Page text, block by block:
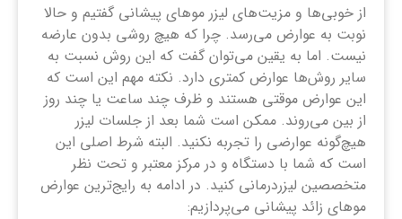
از خوبی‌ها و مزیت‌های لیزر موهای پیشانی گفتیم و حالا
نوبت به عوارض می‌رسد. چرا که هیچ روشی بدون عارضه
نیست. اما به یقین می‌توان گفت که این روش نسبت به
سایر روش‌ها عوارض کمتری دارد. نکته مهم این است که
این عوارض موقتی هستند و ظرف چند ساعت یا چند روز
از بین می‌روند. ممکن است شما بعد از جلسات لیزر
هیچ‌گونه عوارضی را تجربه نکنید. البته شرط اصلی این
است که شما با دستگاه و در مرکز معتبر و تحت نظر
متخصصین لیزردرمانی کنید. در ادامه به رایج‌ترین عوارض
موهای زائد پیشانی می‌پردازیم: